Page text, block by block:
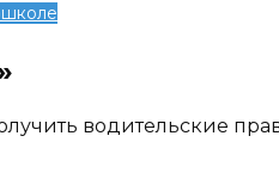
водительские